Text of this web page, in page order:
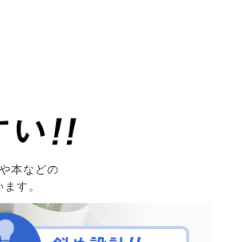
本などの
す。